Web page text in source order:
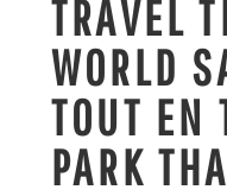
TRAVEL
WORLD
TOUT EN
PARK